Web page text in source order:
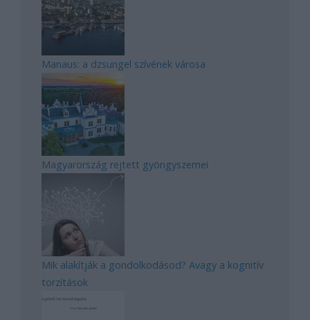
Manaus: a dzsungel szívének városa
Magyarország rejtett gyöngyszemei
Mik alakítják a gondolkodásod? Avagy a kognitív
torzítások